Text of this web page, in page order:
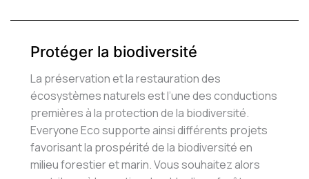
Protéger la biodiversité
La préservation et la restauration des
écosystèmes naturels est l’une des conductions
premières à la protection de la biodiversité.
Everyone Eco supporte ainsi différents projets
favorisant la prospérité de la biodiversité en
milieu forestier et marin. Vous souhaitez alors